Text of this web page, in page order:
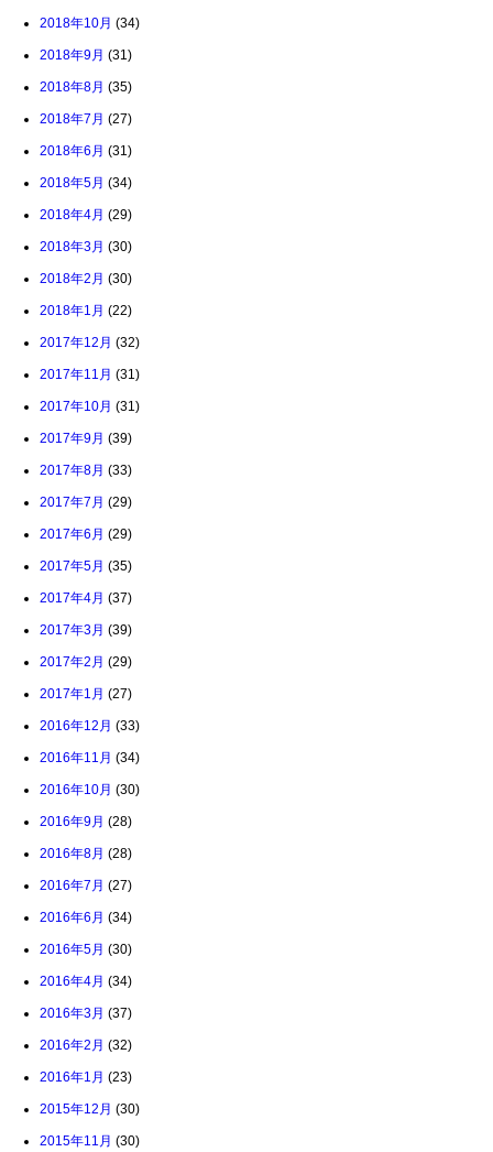
2018年10月 (34)
2018年9月 (31)
2018年8月 (35)
2018年7月 (27)
2018年6月 (31)
2018年5月 (34)
2018年4月 (29)
2018年3月 (30)
2018年2月 (30)
2018年1月 (22)
2017年12月 (32)
2017年11月 (31)
2017年10月 (31)
2017年9月 (39)
2017年8月 (33)
2017年7月 (29)
2017年6月 (29)
2017年5月 (35)
2017年4月 (37)
2017年3月 (39)
2017年2月 (29)
2017年1月 (27)
2016年12月 (33)
2016年11月 (34)
2016年10月 (30)
2016年9月 (28)
2016年8月 (28)
2016年7月 (27)
2016年6月 (34)
2016年5月 (30)
2016年4月 (34)
2016年3月 (37)
2016年2月 (32)
2016年1月 (23)
2015年12月 (30)
2015年11月 (30)